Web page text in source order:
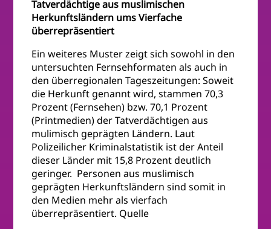
Tatverdächtige aus muslimischen
Herkunftsländern ums Vierfache
überrepräsentiert
Ein weiteres Muster zeigt sich sowohl in den
untersuchten Fernsehformaten als auch in
den überregionalen Tageszeitungen: Soweit
die Herkunft genannt wird, stammen 70,3
Prozent (Fernsehen) bzw. 70,1 Prozent
(Printmedien) der Tatverdächtigen aus
mulimisch geprägten Ländern. Laut
Polizeilicher Kriminalstatistik ist der Anteil
dieser Länder mit 15,8 Prozent deutlich
geringer. Personen aus muslimisch
geprägten Herkunftsländern sind somit in
den Medien mehr als vierfach
überrepräsentiert. Quelle